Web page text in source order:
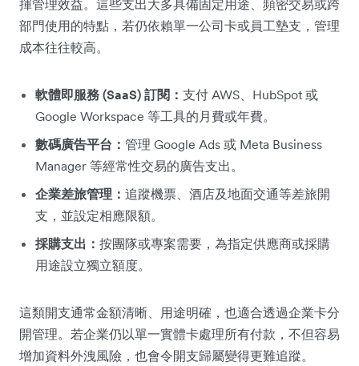
揮管理效益。這些支出大多具備固定用途、頻密交易或跨
部門使用的特點，若仍依賴單一公司卡或員工墊支，管理
成本往往較高。
軟體即服務 (SaaS) 訂閱： 支付 AWS、HubSpot 或
Google Workspace 等工具的月費或年費。
數碼廣告平台： 管理 Google Ads 或 Meta Business
Manager 等經常性交易的廣告支出。
企業差旅管理： 追蹤機票、酒店及地面交通等差旅開
支，並設定相應限額。
採購支出： 按團隊或專案需要，為指定供應商或採購
用途設立獨立額度。
這類開支通常金額清晰、用途明確，也適合透過企業卡分
開管理。若企業仍以單一實體卡處理所有付款，不但容易
增加資料外洩風險，也會令開支歸屬變得更難追蹤。